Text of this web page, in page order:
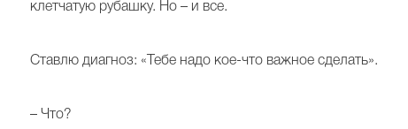
клетчатую рубашку. Но – и все.
Ставлю диагноз: «Тебе надо кое-что важное сделать».
– Что?